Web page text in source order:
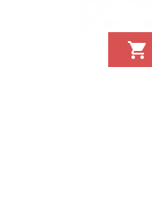
shopping_cart